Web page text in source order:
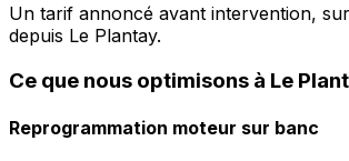
Un tarif annoncé avant intervention,
depuis Le Plantay.
Ce que nous optimisons à Le
Reprogrammation moteur sur banc